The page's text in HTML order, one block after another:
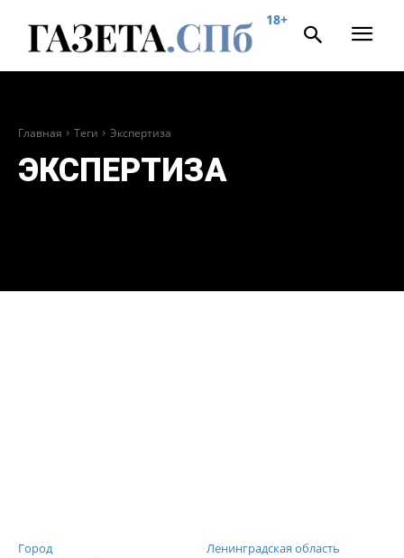
18+
Главная Теги Экспертиза
ЭКСПЕРТИЗА
Город Ленинградская область